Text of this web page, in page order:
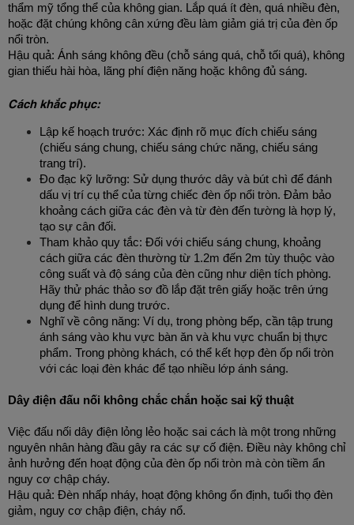
thẩm mỹ tổng thể của không gian. Lắp quá ít đèn, quá nhiều đèn,
hoặc đặt chúng không cân xứng đều làm giảm giá trị của đèn ốp
nổi tròn.
Hậu quả: Ánh sáng không đều (chỗ sáng quá, chỗ tối quá), không
gian thiếu hài hòa, lãng phí điện năng hoặc không đủ sáng.
Cách khắc phục:
Lập kế hoạch trước: Xác định rõ mục đích chiếu sáng
(chiếu sáng chung, chiếu sáng chức năng, chiếu sáng
trang trí).
Đo đạc kỹ lưỡng: Sử dụng thước dây và bút chì để đánh
dấu vị trí cụ thể của từng chiếc đèn ốp nổi tròn. Đảm bảo
khoảng cách giữa các đèn và từ đèn đến tường là hợp lý,
tạo sự cân đối.
Tham khảo quy tắc: Đối với chiếu sáng chung, khoảng
cách giữa các đèn thường từ 1.2m đến 2m tùy thuộc vào
công suất và độ sáng của đèn cũng như diện tích phòng.
Hãy thử phác thảo sơ đồ lắp đặt trên giấy hoặc trên ứng
dụng để hình dung trước.
Nghĩ về công năng: Ví dụ, trong phòng bếp, cần tập trung
ánh sáng vào khu vực bàn ăn và khu vực chuẩn bị thực
phẩm. Trong phòng khách, có thể kết hợp đèn ốp nổi tròn
với các loại đèn khác để tạo nhiều lớp ánh sáng.
Dây điện đấu nối không chắc chắn hoặc sai kỹ thuật
Việc đấu nối dây điện lỏng lẻo hoặc sai cách là một trong những
nguyên nhân hàng đầu gây ra các sự cố điện. Điều này không chỉ
ảnh hưởng đến hoạt động của đèn ốp nổi tròn mà còn tiềm ẩn
nguy cơ chập cháy.
Hậu quả: Đèn nhấp nháy, hoạt động không ổn định, tuổi thọ đèn
giảm, nguy cơ chập điện, cháy nổ.